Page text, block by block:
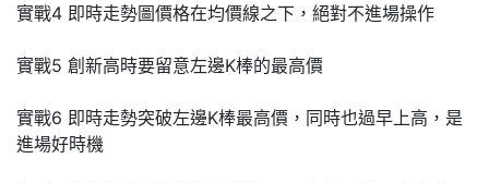
實戰4 即時走勢圖價格在均價線之下，絕對不進場操作
實戰5 創新高時要留意左邊K棒的最高價
實戰6 即時走勢突破左邊K棒最高價，同時也過早上高，是
進場好時機